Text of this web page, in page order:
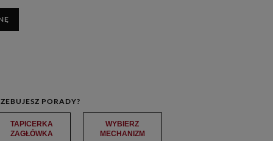
PORADY?
TAPICERKA
ZAGŁÓWKA
WYBIERZ
MECHANIZM